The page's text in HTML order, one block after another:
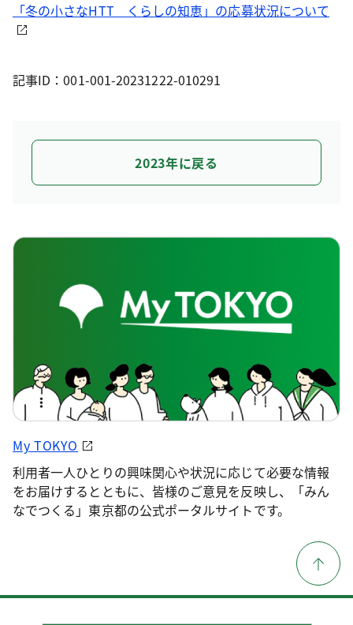
「冬の小さなHTT くらしの知恵」の応募状況について
記事ID：001-001-20231222-010291
2023年に戻る
My TOKYO
利用者一人ひとりの興味関心や状況に応じて必要な情報
をお届けするとともに、皆様のご意見を反映し、「みん
なでつくる」東京都の公式ポータルサイトです。